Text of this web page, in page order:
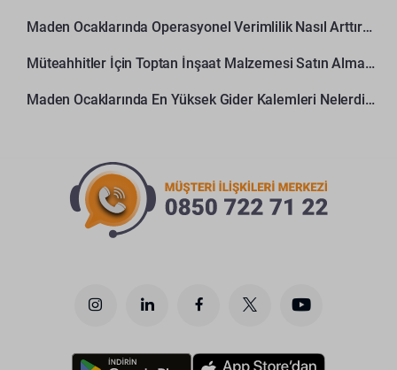
Maden Ocaklarında Operasyonel Verimlilik Nasıl Arttırılır?
Müteahhitler İçin Toptan İnşaat Malzemesi Satın Alma Rehberi
Maden Ocaklarında En Yüksek Gider Kalemleri Nelerdir?